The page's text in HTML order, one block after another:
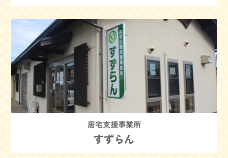
居宅支援事業所
すずらん